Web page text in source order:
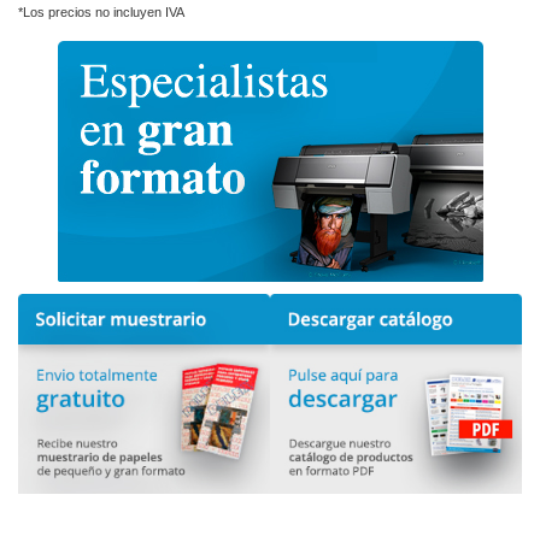
*Los precios no incluyen IVA